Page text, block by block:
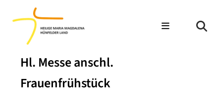
Hl. Messe anschl.
Frauenfrühstück